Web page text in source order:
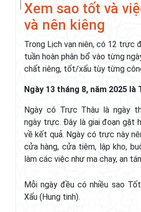
Xem sao tốt và
và nên kiêng
Trong Lịch vạn niên, có 12 trực
tuần hoàn phân bổ vào từng
chất riêng, tốt/xấu tùy từng
Ngày 13 tháng 8, năm 2025 là
Ngày có Trực Thâu là ngày
ngày trực. Đây là giai đoạn gặt
về kết quả. Ngày có trực này
cửa hàng, cửa tiệm, lập kho,
làm các việc như ma chay, an
Mỗi ngày đều có nhiều sao
Xấu (Hung tinh).